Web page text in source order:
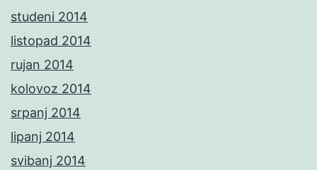
studeni 2014
listopad 2014
rujan 2014
kolovoz 2014
srpanj 2014
lipanj 2014
svibanj 2014